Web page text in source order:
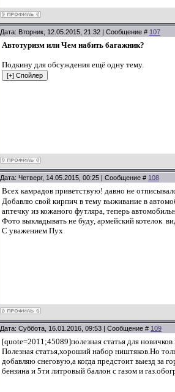
Дата: Вторник, 12.05.2015, 21:32 | Сообщение # 107
Автотуризм или Чем набить багажник?
Подкину для обсуждения ещё одну тему.
Дата: Четверг, 14.05.2015, 00:25 | Сообщение # 108
Всех камрадов приветствую! давно не
Добавлю свой кирпич в тему выживание в
аптечку из кожаного футляра, теперь
Фото выкладывать не буду, армейский котелок
С уважением Пух
Дата: Суббота, 16.01.2016, 09:53 | Сообщение # 109
[quote=2011;45089]полезная статья для
Полезная статья,хороший набор ништяков.Но
добавляю снеговую,а когда предстоит выезд за
бензина и 5ти литровый баллон с газом и